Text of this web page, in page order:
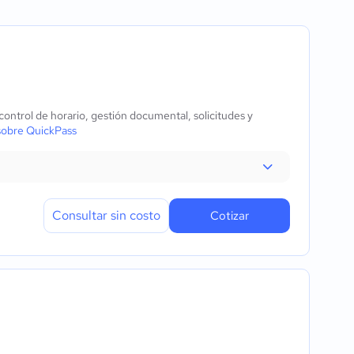
de horario, gestión documental, solicitudes y
QuickPass
Consultar sin costo Cotizar